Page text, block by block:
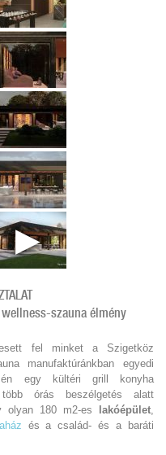
szauna élmény
fel minket a Szigetköz
manufaktúránkban egyedi
egy kültéri grill konyha
órás beszélgetés alatt
olyan 180 m2-es lakóépület
és a család- és a baráti